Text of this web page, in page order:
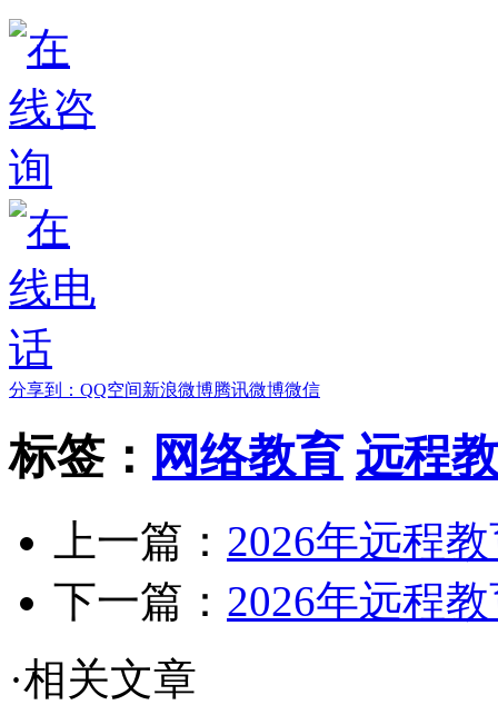
分享到： QQ空间新浪微博腾讯微博微信
标签： 网络教育 远程
上一篇： 2026年远程
下一篇： 2026年远程
·相关文章